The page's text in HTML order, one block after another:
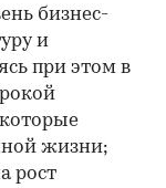
бизнес-
и
при этом в
жизни;
рост